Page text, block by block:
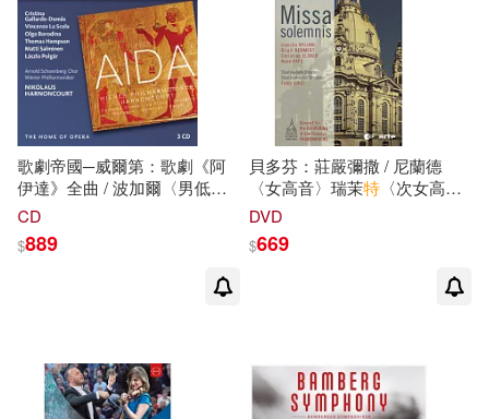
歌劇帝國─威爾第：歌劇《阿
伊達》全曲 / 波加爾〈男低
音〉博羅金娜〈次女高音〉蓋
拉〈男高音〉薩米能〈男低
音〉漢普森〈男中音〉史特萊
什曼〈女高
(Home of Opera-Verdi: Aida /
Harnoncourt/Wiener
Philharmoniker, Gallardo-
CD
$889
貝多芬：莊嚴彌撒 / 尼蘭德
〈女高音〉瑞茉特 〈次女高
音〉艾爾斯納〈男高音〉帕佩
勒斯登國家管弦樂團與德勒斯
Pape, Staatskapelle Dresden /
Fabio Luisi)
DVD
$669